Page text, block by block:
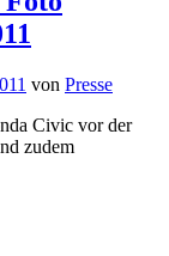
von Presse
Civic vor der
zudem